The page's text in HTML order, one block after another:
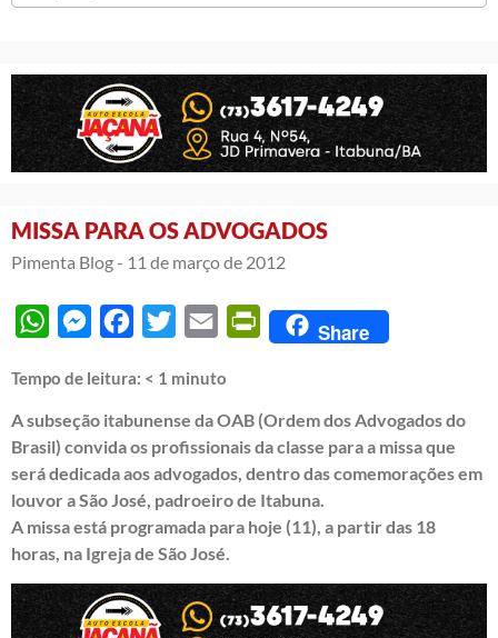
MISSA PARA OS ADVOGADOS
Pimenta Blog - 11 de março de 2012
WhatsAppMessengerFacebook
Twitter Email PrintFriendly
Share
Tempo de leitura: < 1 minuto
A subseção itabunense da OAB (Ordem dos Advogados do
Brasil) convida os profissionais da classe para a missa que
será dedicada aos advogados, dentro das comemorações em
louvor a São José, padroeiro de Itabuna.
A missa está programada para hoje (11), a partir das 18
horas, na Igreja de São José.